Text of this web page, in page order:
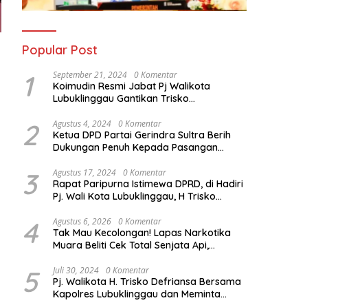
Popular Post
1 September 21, 2024 0 Komentar
Koimudin Resmi Jabat Pj Walikota
Lubuklinggau Gantikan Trisko
2 Agustus 4, 2024 0 Komentar
Ketua DPD Partai Gerindra Sultra Berih
Dukungan Penuh Kepada Pasangan
Konawe (HADIR) di Pilkada Konawe 2024
3 Agustus 17, 2024 0 Komentar
Rapat Paripurna Istimewa DPRD, di Hadiri
Pj. Wali Kota Lubuklinggau, H Trisko
Mendengarkan Pidato Kenegaraan
Presiden RI Dalam Rangka HUT ke-79
4 Agustus 6, 2026 0 Komentar
Tak Mau Kecolongan! Lapas Narkotika
Muara Beliti Cek Total Senjata Api,
Jam
5 Juli 30, 2024 0 Komentar
Pj. Walikota H. Trisko Defriansa Bersama
Kapolres Lubuklinggau dan Meminta